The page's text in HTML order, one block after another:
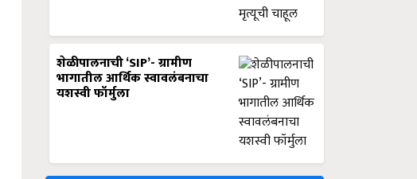
शेळीपालनाची ‘SIP’- ग्रामीण
भागातील आर्थिक स्वावलंबनाचा
यशस्वी फॉर्मुला